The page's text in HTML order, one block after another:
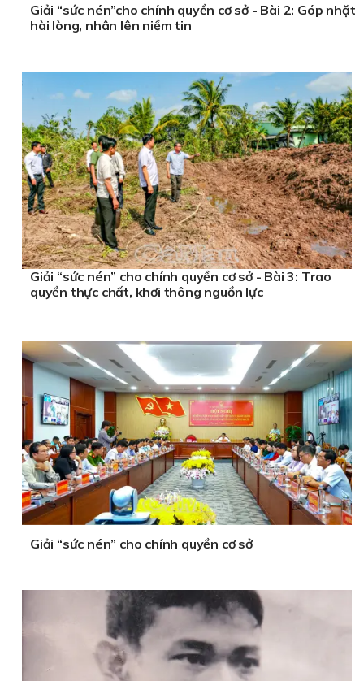
Giải “sức nén”cho chính quyền cơ sở - Bài 2: Góp nhặt
hài lòng, nhân lên niềm tin
Giải “sức nén” cho chính quyền cơ sở - Bài 3: Trao
quyền thực chất, khơi thông nguồn lực
Giải “sức nén” cho chính quyền cơ sở